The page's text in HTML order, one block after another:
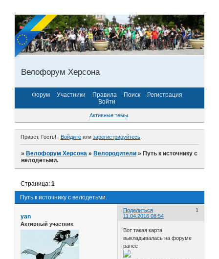
Велофорум Херсона
Форум Участники Правила Поиск
Регистрация
Войти
Активные темы
Привет, Гость! Войдитеили зарегистрируйтесь.
»Велофорум Херсона »Велородители »Путь к источнику с
велодетьми.
Путь к источнику с велодетьми.
Страница:1
Поделиться
1
11.04.2016 08:54
yan
Активный участник
Вот такая карта
выкладывалась на форуме
ранее